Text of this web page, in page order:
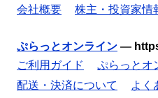
会社概要 株主・投資家情
ぷらっとオンライン —
ご利用ガイド
ぷらっとオ
配送・決済について
よく